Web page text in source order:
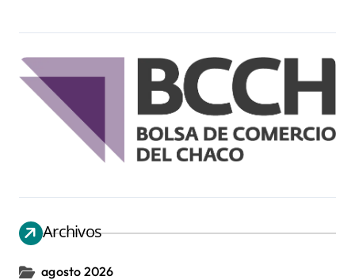
Archivos
agosto 2026